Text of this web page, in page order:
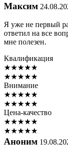
Максим
Я уже не первый
ответил на все
мне полезен.
Квалификация
★★★★★
★★★★★
Внимание
★★★★★
★★★★★
Цена-качество
★★★★★
★★★★★
Аноним